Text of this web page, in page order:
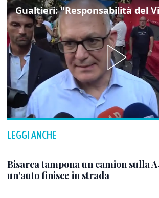
LEGGI ANCHE
Bisarca tampona un camion sulla
un’auto finisce in strada